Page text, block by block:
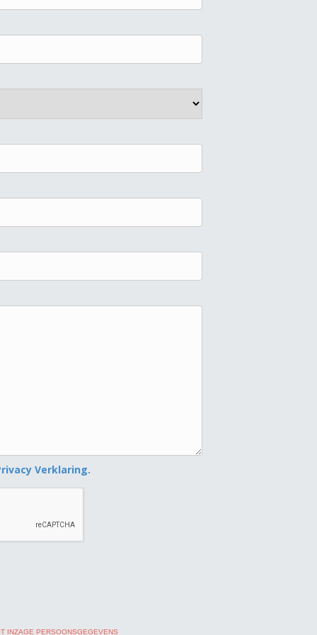
Verklaring.
INZAGE PERSOONSGEGEVENS